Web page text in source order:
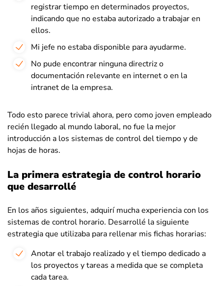
registrar tiempo en determinados proyectos,
indicando que no estaba autorizado a trabajar en
ellos.
Mi jefe no estaba disponible para ayudarme.
No pude encontrar ninguna directriz o
documentación relevante en internet o en la
intranet de la empresa.
Todo esto parece trivial ahora, pero como joven empleado
recién llegado al mundo laboral, no fue la mejor
introducción a los sistemas de control del tiempo y de
hojas de horas.
La primera estrategia de control horario
que desarrollé
En los años siguientes, adquirí mucha experiencia con los
sistemas de control horario. Desarrollé la siguiente
estrategia que utilizaba para rellenar mis fichas horarias:
Anotar el trabajo realizado y el tiempo dedicado a
los proyectos y tareas a medida que se completa
cada tarea.